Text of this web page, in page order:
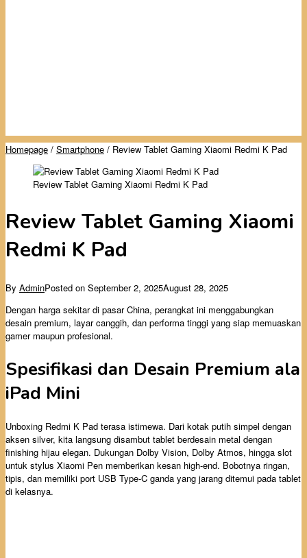
Homepage / Smartphone / Review Tablet Gaming Xiaomi Redmi K Pad
Review Tablet Gaming Xiaomi Redmi K Pad
Review Tablet Gaming Xiaomi
Redmi K Pad
By AdminPosted on September 2, 2025August 28, 2025
Dengan harga sekitar di pasar China, perangkat ini menggabungkan
desain premium, layar canggih, dan performa tinggi yang siap memuaskan
gamer maupun profesional.
Spesifikasi dan Desain Premium ala
iPad Mini
Unboxing Redmi K Pad terasa istimewa. Dari kotak putih simpel dengan
aksen silver, kita langsung disambut tablet berdesain metal dengan
finishing hijau elegan. Dukungan Dolby Vision, Dolby Atmos, hingga slot
untuk stylus Xiaomi Pen memberikan kesan high-end. Bobotnya ringan,
tipis, dan memiliki port USB Type-C ganda yang jarang ditemui pada tablet
di kelasnya.